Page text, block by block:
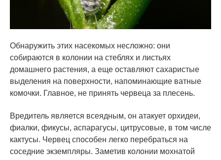
Обнаружить этих насекомых несложно: они
собираются в колонии на стеблях и листьях
домашнего растения, а еще оставляют сахаристые
выделения на поверхности, напоминающие ватные
комочки. Главное, не принять червеца за плесень.
Вредитель является всеядным, он атакует орхидеи,
фиалки, фикусы, аспарагусы, цитрусовые, в том числе
кактусы. Червец способен легко перебраться на
соседние экземпляры. Заметив колонии мохнатой